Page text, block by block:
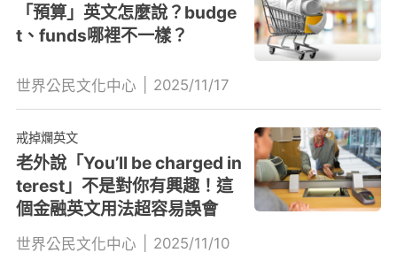
「預算」英文怎麼說？budge
t、funds哪裡不一樣？
世界公民文化中心 2025/11/17
戒掉爛英文
老外說「You’ll be charged in
terest」不是對你有興趣！這
個金融英文用法超容易誤會
世界公民文化中心 2025/11/10